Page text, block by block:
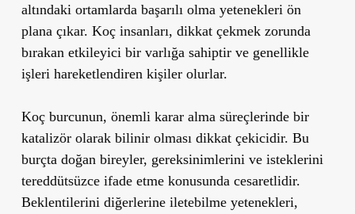
altındaki ortamlarda başarılı olma yetenekleri ön
plana çıkar. Koç insanları, dikkat çekmek zorunda
bırakan etkileyici bir varlığa sahiptir ve genellikle
işleri hareketlendiren kişiler olurlar.
Koç burcunun, önemli karar alma süreçlerinde bir
katalizör olarak bilinir olması dikkat çekicidir. Bu
burçta doğan bireyler, gereksinimlerini ve isteklerini
tereddütsüzce ifade etme konusunda cesaretlidir.
Beklentilerini diğerlerine iletebilme yetenekleri,